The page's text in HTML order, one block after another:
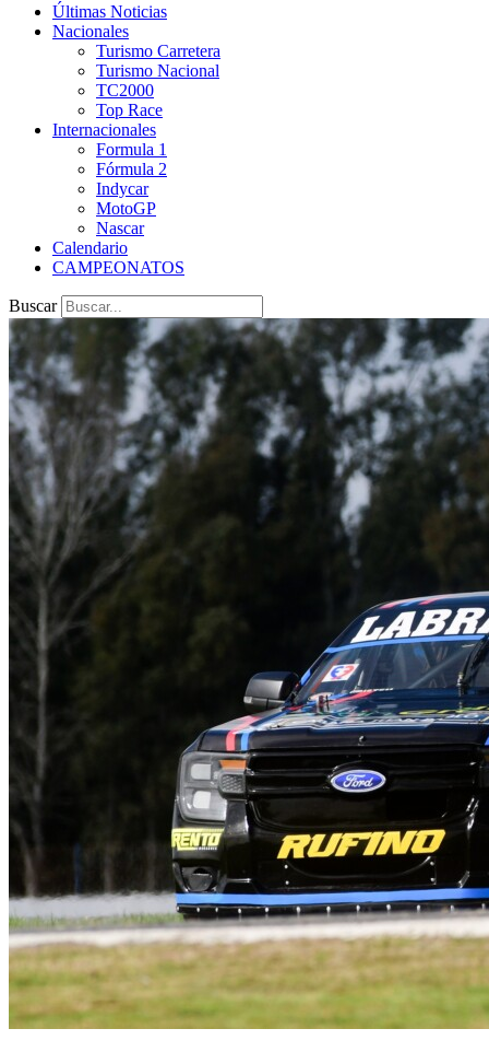
Últimas Noticias
Nacionales
Turismo Carretera
Turismo Nacional
TC2000
Top Race
Internacionales
Formula 1
Fórmula 2
Indycar
MotoGP
Nascar
Calendario
CAMPEONATOS
Buscar